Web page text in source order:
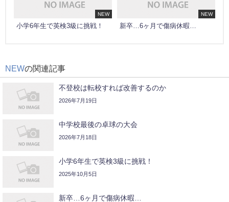
NEW
小学6年生で英検3級に挑戦！
NEW
新卒…6ヶ月で傷病休暇…
NEWの関連記事
不登校は転校すれば改善するのか
2026年7月19日
中学校最後の卓球の大会
2026年7月18日
小学6年生で英検3級に挑戦！
2025年10月5日
新卒…6ヶ月で傷病休暇…